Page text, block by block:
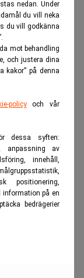
nedan. Under
du vill neka
du vill godkänna
mot behandling
och justera dina
kakor” på denna
policyoch vår
dessa syften:
anpassning av
innehåll,
positionering,
information på en
bedrägerier
bådas
det här
betyder att vi